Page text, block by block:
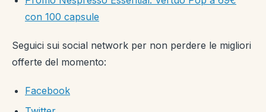
con 100 capsule
Seguici sui social network per non perdere le migliori
offerte del momento:
Facebook